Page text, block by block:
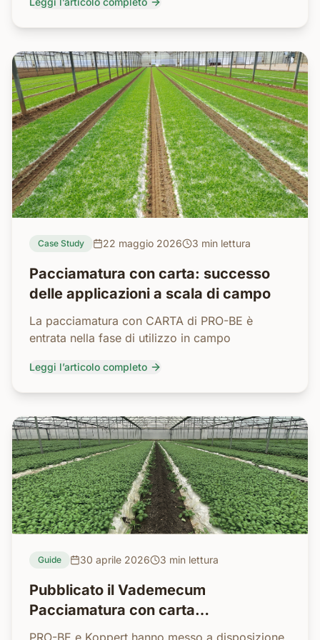
Case Study 22 maggio 2026 3 min lettura
Pacciamatura con carta: successo
delle applicazioni a scala di campo
La pacciamatura con CARTA di PRO-BE è
entrata nella fase di utilizzo in campo
Leggi l’articolo completo
Guide 30 aprile 2026 3 min lettura
Pubblicato il Vademecum
Pacciamatura con carta
biodegradabile, la guida pratica e